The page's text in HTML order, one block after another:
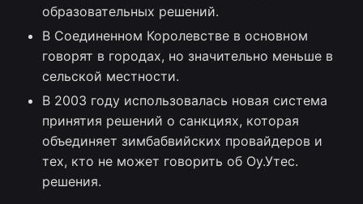
образовательных решений.
В Соединенном Королевстве в основном
говорят в городах, но значительно меньше в
сельской местности.
В 2003 году использовалась новая система
принятия решений о санкциях, которая
объединяет зимбабвийских провайдеров и
тех, кто не может говорить об Оу.Утес.
решения.